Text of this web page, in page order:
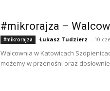
#mikrorajza –
#mikrorajza Łukasz Tudzierz - 10
Walcownia w Katowicach
możemy w przenośni oraz